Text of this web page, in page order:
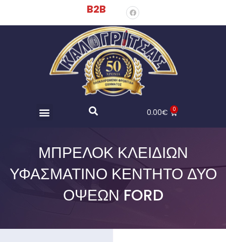
B2B
0.00€ 0
ΜΠΡΕΛΌΚ ΚΛΕΙΔΙΏΝ
ΥΦΑΣΜΆΤΙΝΟ ΚΕΝΤΗΤΌ ΔΎΟ
ΌΨΕΩΝ FORD